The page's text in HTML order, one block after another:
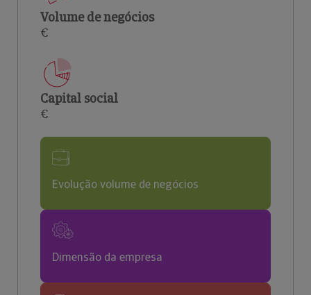
Volume de negócios
€
Capital social
€
Evolução volume de negócios
Dimensão da empresa